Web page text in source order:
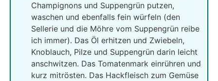
Champignons und Suppengrün putzen,
waschen und ebenfalls fein würfeln (den
Sellerie und die Möhre vom Suppengrün reibe
ich immer). Das Öl erhitzen und Zwiebeln,
Knoblauch, Pilze und Suppengrün darin leicht
anschwitzen. Das Tomatenmark einrühren und
kurz mitrösten. Das Hackfleisch zum Gemüse